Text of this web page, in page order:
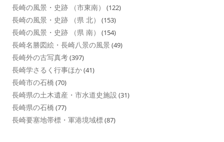
長崎の風景・史跡 （市東南） (122)
長崎の風景・史跡 （県 北） (153)
長崎の風景・史跡 （県 南） (154)
長崎名勝図絵・長崎八景の風景 (49)
長崎外の古写真考(397)
長崎学さるく行事ほか(41)
長崎市の石橋 (70)
長崎県の土木遺産・市水道史施設 (31)
長崎県の石橋 (77)
長崎要塞地帯標・軍港境域標(87)